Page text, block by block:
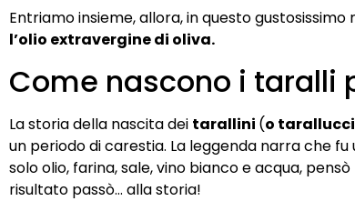
Entriamo insieme, allora, in questo
l’olio extravergine di oliva.
Come nascono i taralli
La storia della nascita dei tarallini (o tarallucci
un periodo di carestia. La leggenda narra che
solo olio, farina, sale, vino bianco e acqua,
risultato passò… alla storia!